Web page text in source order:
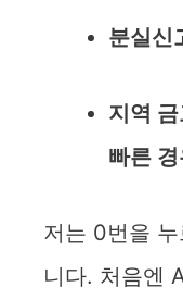
분실신
지역
빠른
저는 0번을
니다. 처음엔